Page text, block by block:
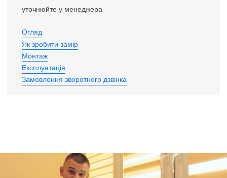
уточнюйте у менеджера
Огляд
Як зробити замір
Монтаж
Експлуатація
Замовлення зворотного дзвінка